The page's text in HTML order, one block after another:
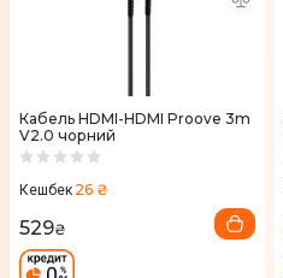
Кабель HDMI-HDMI Proove 3m
V2.0 чорний
Кешбек 26 ₴
529₴